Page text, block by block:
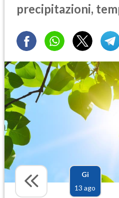
precipitazioni,
Gi
13 ago